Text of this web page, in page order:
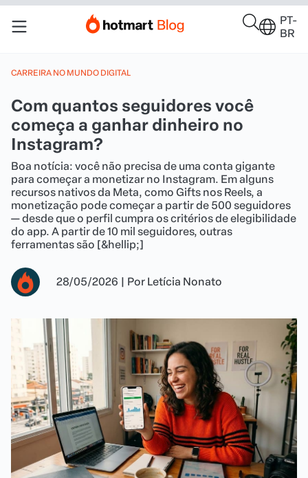
PT-
BR
CARREIRA NO MUNDO DIGITAL
Com quantos seguidores você
começa a ganhar dinheiro no
Instagram?
Boa notícia: você não precisa de uma conta gigante
para começar a monetizar no Instagram. Em alguns
recursos nativos da Meta, como Gifts nos Reels, a
monetização pode começar a partir de 500 seguidores
— desde que o perfil cumpra os critérios de elegibilidade
do app. A partir de 10 mil seguidores, outras
ferramentas são [&hellip;]
28/05/2026 | Por Letícia Nonato